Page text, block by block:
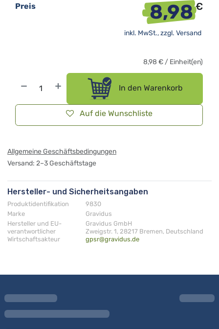
In den Warenkorb
Auf die Wunschliste
Preis 8,98€
inkl. MwSt., zzgl. Versand
8,98 € / Einheit(en)
Allgemeine Geschäftsbedingungen
Versand: 2–3 Geschäftstage
Hersteller- und Sicherheitsangaben
Produktidentifikation
9830
Marke
Gravidus
Hersteller und EU-
verantwortlicher
Wirtschaftsakteur
Gravidus GmbH
Zweigstr. 1, 28217 Bremen, Deutschland
gpsr@gravidus.de